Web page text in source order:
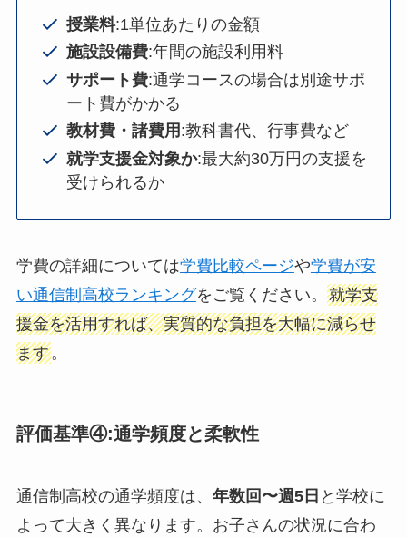
授業料:1単位あたりの金額
施設設備費:年間の施設利用料
サポート費:通学コースの場合は別途サポ
ート費がかかる
教材費・諸費用 :教科書代、行事費など
就学支援金対象か:最大約30万円の支援を
受けられるか
学費の詳細については学費比較ページや学費が安
い通信制高校ランキングをご覧ください。 就学支
援金を活用すれば、実質的な負担を大幅に減らせ
ます。
評価基準④:通学頻度と柔軟性
通信制高校の通学頻度は、 年数回〜週5日 と学校に
よって大きく異なります。お子さんの状況に合わ